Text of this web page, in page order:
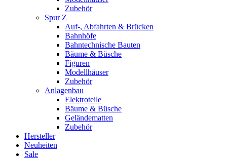
Zubehör
Spur Z
Auf-, Abfahrten & Brücken
Bahnhöfe
Bahntechnische Bauten
Bäume & Büsche
Figuren
Modellhäuser
Zubehör
Anlagenbau
Elektroteile
Bäume & Büsche
Geländematten
Zubehör
Hersteller
Neuheiten
Sale